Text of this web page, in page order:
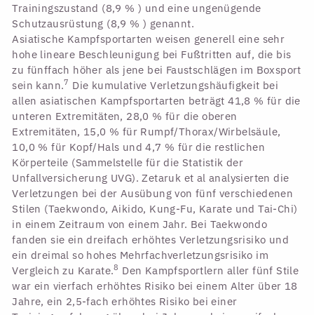
Trainingszustand (8,9 % ) und eine ungenügende
Schutzausrüstung (8,9 % ) genannt.
Asiatische Kampfsportarten weisen generell eine sehr
hohe lineare Beschleunigung bei Fußtritten auf, die bis
zu fünffach höher als jene bei Faustschlägen im Boxsport
sein kann.7 Die kumulative Verletzungshäufigkeit bei
allen asiatischen Kampfsportarten beträgt 41,8 % für die
unteren Extremitäten, 28,0 % für die oberen
Extremitäten, 15,0 % für Rumpf/Thorax/Wirbelsäule,
10,0 % für Kopf/Hals und 4,7 % für die restlichen
Körperteile (Sammelstelle für die Statistik der
Unfallversicherung UVG). Zetaruk et al analysierten die
Verletzungen bei der Ausübung von fünf verschiedenen
Stilen (Taekwondo, Aikido, Kung-Fu, Karate und Tai-Chi)
in einem Zeitraum von einem Jahr. Bei Taekwondo
fanden sie ein dreifach erhöhtes Verletzungsrisiko und
ein dreimal so hohes Mehrfachverletzungsrisiko im
Vergleich zu Karate.8 Den Kampfsportlern aller fünf Stile
war ein vierfach erhöhtes Risiko bei einem Alter über 18
Jahre, ein 2,5-fach erhöhtes Risiko bei einer